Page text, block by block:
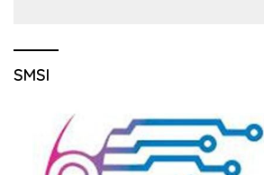
SMSI